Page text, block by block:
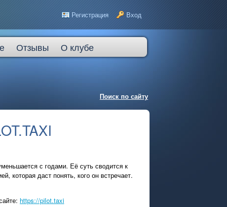
Регистрация Вход
Отзывы
О клубе
Поиск по сайту
с годами. Её суть сводится к
которая даст понять, кого он встречает.
https://pilot.taxi